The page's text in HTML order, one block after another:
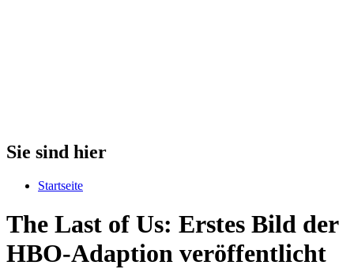
Sie sind hier
Startseite
The Last of Us: Erstes Bild der
HBO-Adaption veröffentlicht